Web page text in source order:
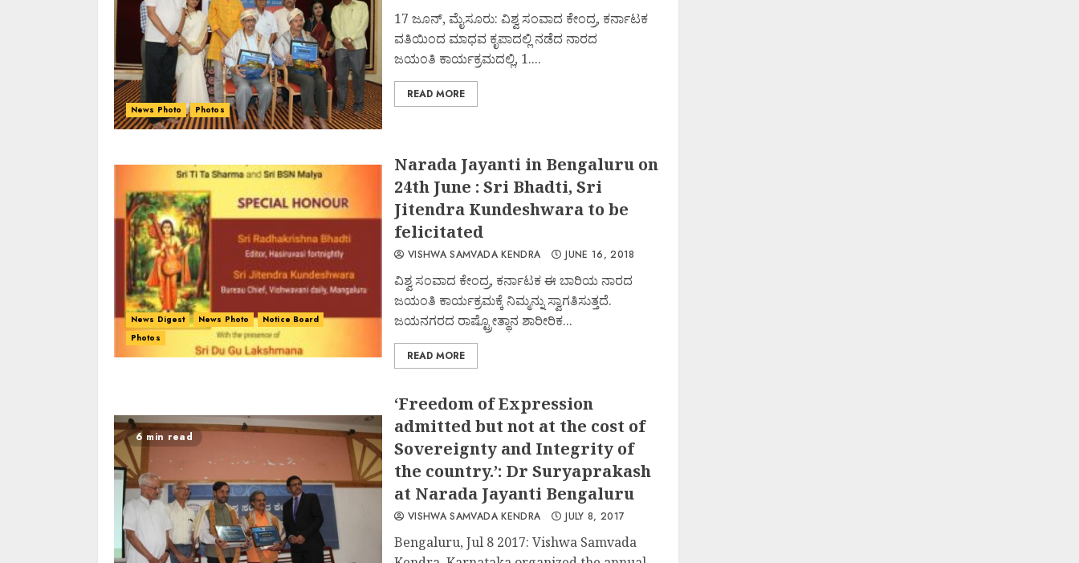
News Photo Photos
17 ಜೂನ್, ಮೈಸೂರು: ವಿಶ್ವ ಸಂವಾದ ಕೇಂದ್ರ, ಕರ್ನಾಟಕ
ವತಿಯಿಂದ ಮಾಧವ ಕೃಪಾದಲ್ಲಿ ನಡೆದ ನಾರದ
ಜಯಂತಿ ಕಾರ್ಯಕ್ರಮದಲ್ಲಿ, 1....
READ MORE
News Digest News Photo
Notice Board
Photos
Narada Jayanti in Bengaluru on
24th June : Sri Bhadti, Sri
Jitendra Kundeshwara to be
felicitated
VISHWA SAMVADA KENDRA JUNE 16, 2018
ವಿಶ್ವ ಸಂವಾದ ಕೇಂದ್ರ, ಕರ್ನಾಟಕ ಈ ಬಾರಿಯ ನಾರದ
ಜಯಂತಿ ಕಾರ್ಯಕ್ರಮಕ್ಕೆ ನಿಮ್ಮನ್ನು ಸ್ವಾಗತಿಸುತ್ತದೆ.
ಜಯನಗರದ ರಾಷ್ಟ್ರೋತ್ಥಾನ ಶಾರೀರಿಕ...
READ MORE
6 min read
‘Freedom of Expression
admitted but not at the cost of
Sovereignty and Integrity of
the country.’: Dr Suryaprakash
at Narada Jayanti Bengaluru
VISHWA SAMVADA KENDRA JULY 8, 2017
Bengaluru, Jul 8 2017: Vishwa Samvada